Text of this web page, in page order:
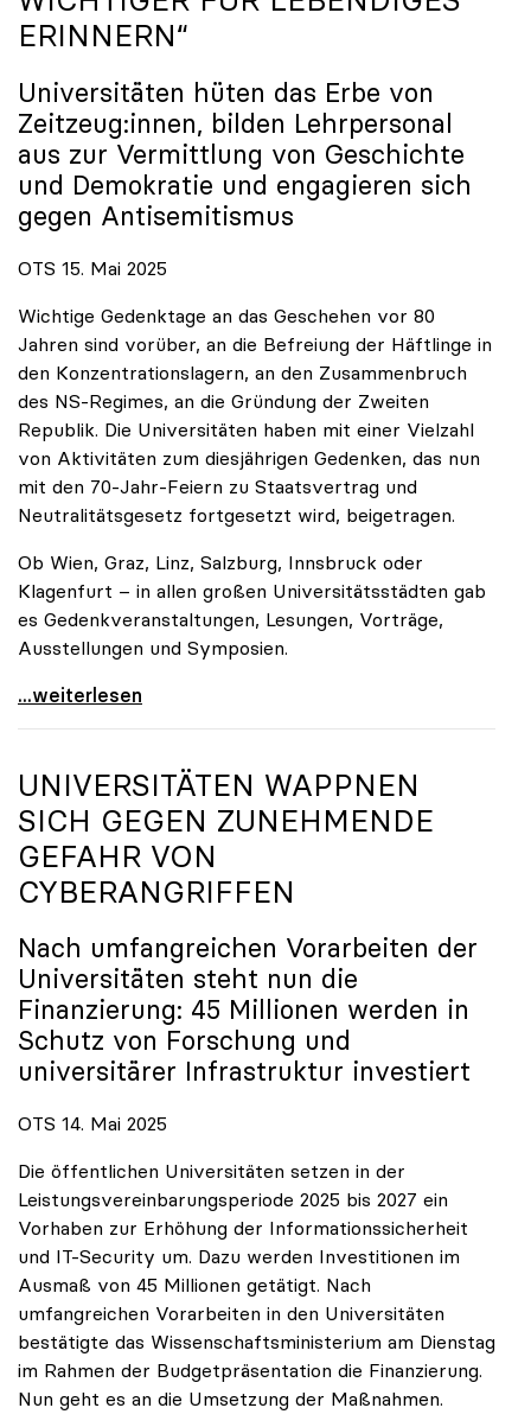
ERINNERN“
Universitäten hüten das Erbe von
Zeitzeug:innen, bilden Lehrpersonal
aus zur Vermittlung von Geschichte
und Demokratie und engagieren sich
gegen Antisemitismus
OTS 15. Mai 2025
Wichtige Gedenktage an das Geschehen vor 80
Jahren sind vorüber, an die Befreiung der Häftlinge in
den Konzentrationslagern, an den Zusammenbruch
des NS-Regimes, an die Gründung der Zweiten
Republik. Die Universitäten haben mit einer Vielzahl
von Aktivitäten zum diesjährigen Gedenken, das nun
mit den 70-Jahr-Feiern zu Staatsvertrag und
Neutralitätsgesetz fortgesetzt wird, beigetragen.
Ob Wien, Graz, Linz, Salzburg, Innsbruck oder
Klagenfurt – in allen großen Universitätsstädten gab
es Gedenkveranstaltungen, Lesungen, Vorträge,
Ausstellungen und Symposien.
uniko-Präsidentin Brigitte Hütter zu Gedenkjahr:
...weiterlesen
UNIVERSITÄTEN WAPPNEN
SICH GEGEN ZUNEHMENDE
GEFAHR VON
CYBERANGRIFFEN
Nach umfangreichen Vorarbeiten der
Universitäten steht nun die
Finanzierung: 45 Millionen werden in
Schutz von Forschung und
universitärer Infrastruktur investiert
OTS 14. Mai 2025
Die öffentlichen Universitäten setzen in der
Leistungsvereinbarungsperiode 2025 bis 2027 ein
Vorhaben zur Erhöhung der Informationssicherheit
und IT-Security um. Dazu werden Investitionen im
Ausmaß von 45 Millionen getätigt. Nach
umfangreichen Vorarbeiten in den Universitäten
bestätigte das Wissenschaftsministerium am Dienstag
im Rahmen der Budgetpräsentation die Finanzierung.
Nun geht es an die Umsetzung der Maßnahmen.